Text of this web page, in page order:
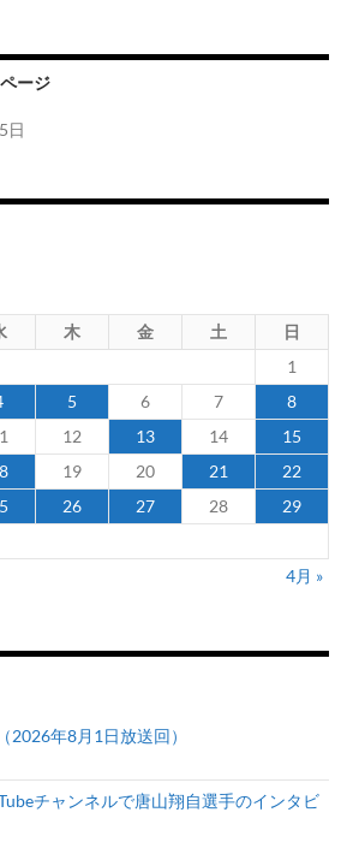
幌
ッ
2008
年
度
集
計
結
果
ージ
日
木 金 土
日
1
5 6 7
8
12 13 14
15
19 20 21
22
26 27 28
29
4月 »
年8月1日放送回）
チャンネルで唐山翔自選手のインタビ